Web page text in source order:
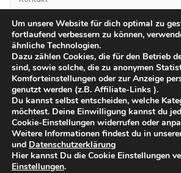
Anzeige aufgeben
Kategorien
Inseln
ImpressumDatenschutzAGB Sicher inserieren
Um unsere Website für dich optimal zu
fortlaufend verbessern zu können,
ähnliche Technologien.
Dazu zählen Cookies, die für den Betrieb
sind, sowie solche, die zu anonymen
Komforteinstellungen oder zur Anzeige
genutzt werden (z.B. Affiliate-Links ).
Du kannst selbst entscheiden, welche
möchtest. Deine Einwilligung kannst du
Cookie-Einstellungen widerrufen oder
Weitere Informationen findest du in
und Datenschutzerklärung
Hier kannst Du die Cookie Einstellungen
Einstellungen.